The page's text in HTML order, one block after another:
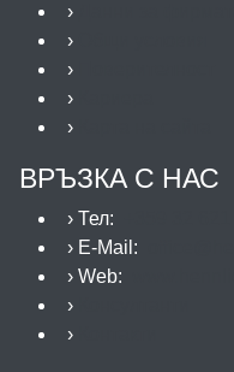
›
›
›
›
›
ВРЪЗКА С НАС
› Тел:
› E-Mail:
› Web:
›
›